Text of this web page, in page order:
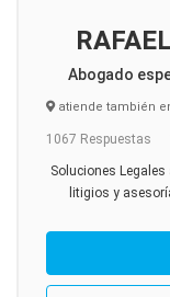
Abogado
atiende también
1067 Respuestas
Soluciones
litigios y